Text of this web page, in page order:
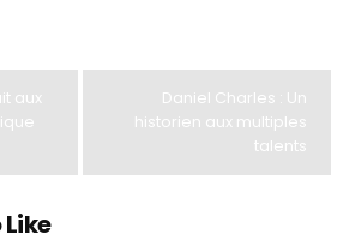
aux
Daniel Charles : Un
historien aux multiples
talents